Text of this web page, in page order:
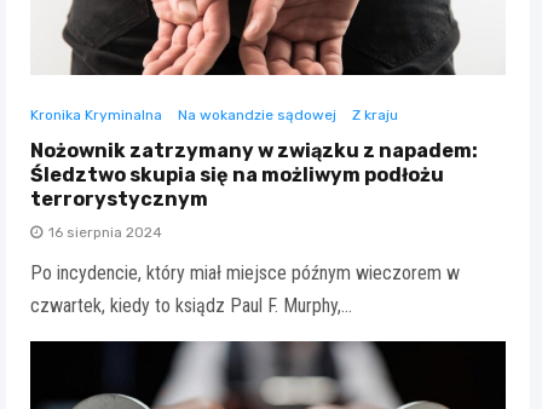
Kronika Kryminalna Na wokandzie sądowej Z kraju
Nożownik zatrzymany w związku z napadem:
Śledztwo skupia się na możliwym podłożu
terrorystycznym
16 sierpnia 2024
Po incydencie, który miał miejsce późnym wieczorem w
czwartek, kiedy to ksiądz Paul F. Murphy,…